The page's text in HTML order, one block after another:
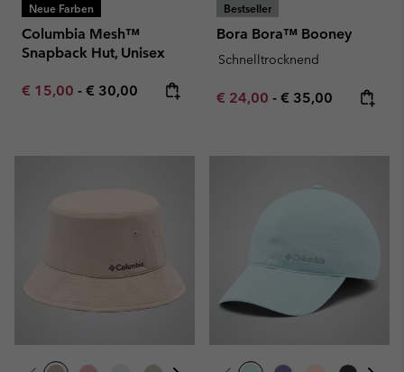
Neue Farben
Columbia Mesh™
Snapback Hut, Unisex
Minimum sale price:
€ 15,00 - Maximum price:
€ 30,00
Bestseller
Bora Bora™ Booney
Schnelltrocknend
Minimum sale price:
€ 24,00 - Maximum price:
€ 35,00